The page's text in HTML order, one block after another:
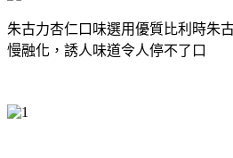
朱古力杏仁口味選用優質比利時朱
慢融化，誘人味道令人停不了口